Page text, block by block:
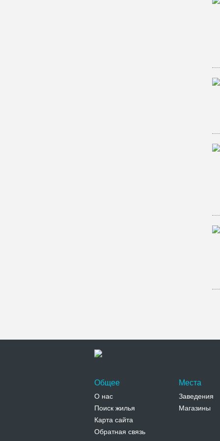
Общее
О нас
Поиск жилья
Карта сайта
Обратная связь
Места
Заведения
Магазины